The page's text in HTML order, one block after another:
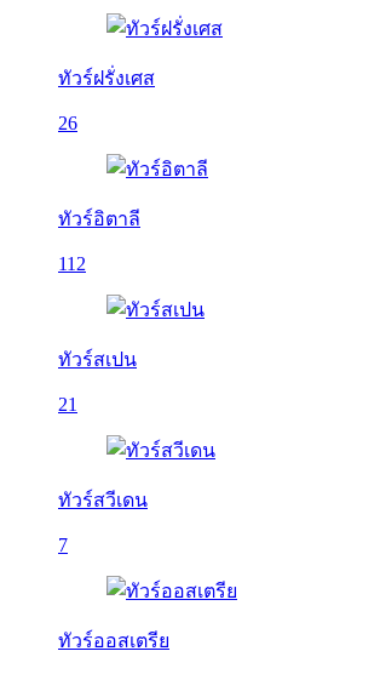
ทัวร์ฝรั่งเศส
26
ทัวร์อิตาลี
112
ทัวร์สเปน
21
ทัวร์สวีเดน
7
ทัวร์ออสเตรีย